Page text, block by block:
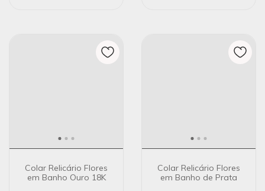
Colar Relicário Flores
em Banho Ouro 18K
Colar Relicário Flores
em Banho de Prata